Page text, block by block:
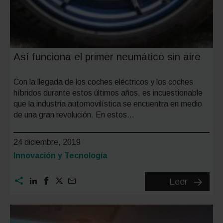
Así funciona el primer neumático sin aire
Con la llegada de los coches eléctricos y los coches
híbridos durante estos últimos años, es incuestionable
que la industria automovilística se encuentra en medio
de una gran revolución. En estos…
24 diciembre, 2019
Categoría:
Innovación y Tecnología
Leer
Así